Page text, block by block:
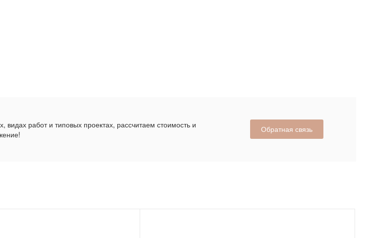
видах работ и типовых проектах, рассчитаем стоимость и
Обратная связь